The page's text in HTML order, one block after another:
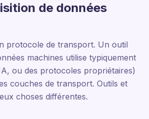
de données
protocole de transport. Un outil
machines utilise typiquement
ou des protocoles propriétaires)
couches de transport. Outils et
choses différentes.